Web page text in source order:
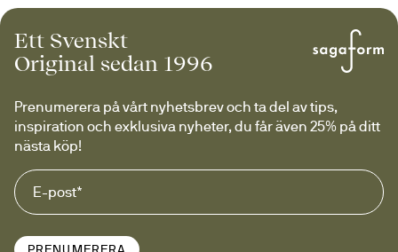
Ett Svenskt
Original sedan 1996
Prenumerera på vårt nyhetsbrev och ta del av tips,
inspiration och exklusiva nyheter, du får även 25% på ditt
nästa köp!